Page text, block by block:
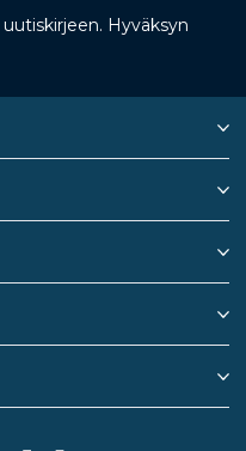
Hyväksyn